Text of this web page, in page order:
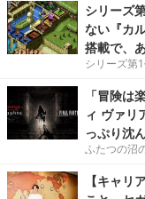
シリーズ
ない『カ
搭載で、
シリーズ第
「冒険は
ィ ヴァリ
っぷり沈
ふたつの沼
【キャリ